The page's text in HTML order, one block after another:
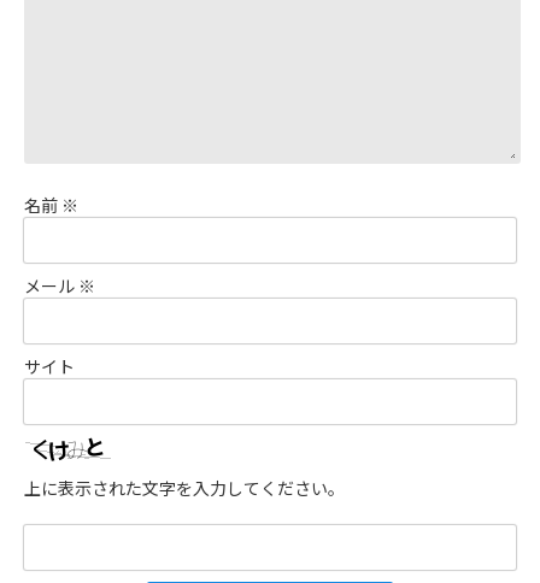
名前 ※
メール ※
サイト
上に表示された文字を入力してください。